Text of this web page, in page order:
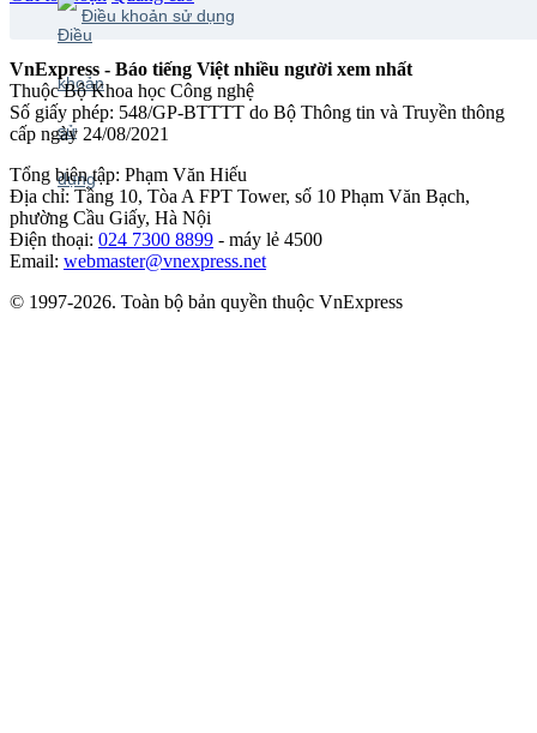
Điều khoản sử dụng
VnExpress - Báo tiếng Việt nhiều người xem nhất
Thuộc Bộ Khoa học Công nghệ
Số giấy phép: 548/GP-BTTTT do Bộ Thông tin và Truyền thông
cấp ngày 24/08/2021
Tổng biên tập: Phạm Văn Hiếu
Địa chỉ: Tầng 10, Tòa A FPT Tower, số 10 Phạm Văn Bạch,
phường Cầu Giấy, Hà Nội
Điện thoại: 024 7300 8899 - máy lẻ 4500
Email: webmaster@vnexpress.net
© 1997-2026. Toàn bộ bản quyền thuộc VnExpress